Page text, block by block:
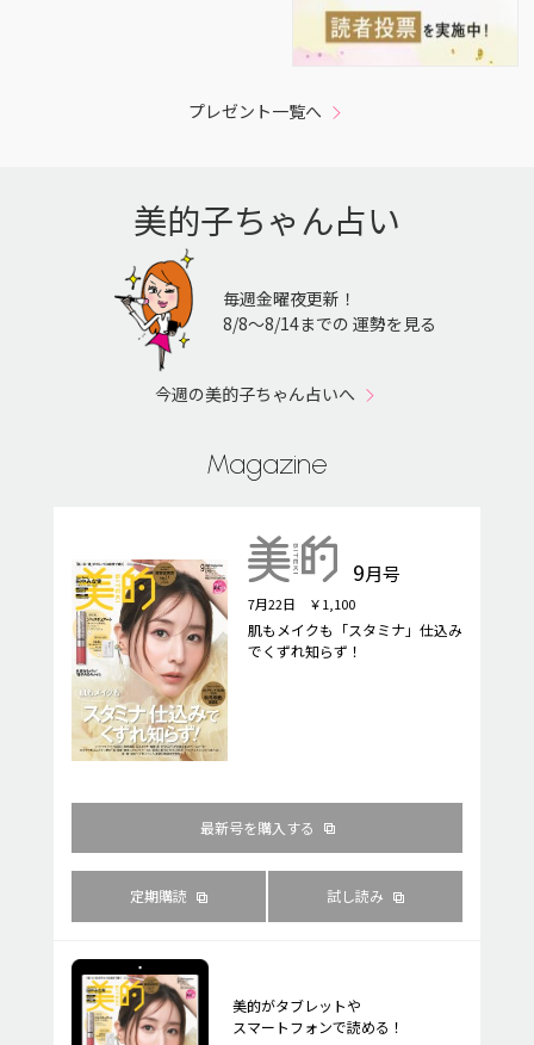
プレゼント一覧へ
美的子ちゃん占い
毎週金曜夜更新！
8/8〜8/14までの 運勢を見る
今週の美的子ちゃん占いへ
Magazine
9月号
7月22日 ￥1,100
肌もメイクも「スタミナ」仕込み
でくずれ知らず！
最新号を購入する
定期購読 試し読み
美的がタブレットや
スマートフォンで読める！